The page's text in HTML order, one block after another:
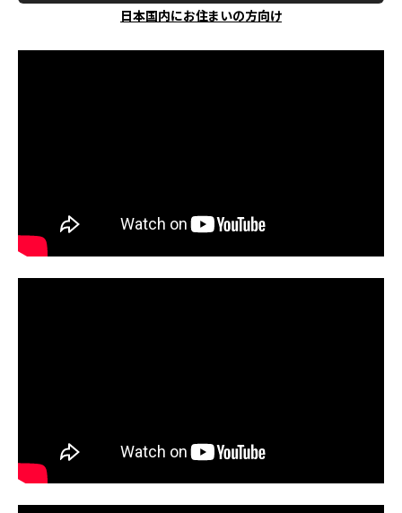
日本国内にお住まいの方向け